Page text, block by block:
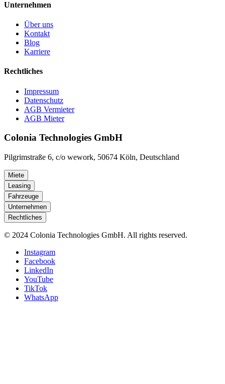
Unternehmen
Über uns
Kontakt
Blog
Karriere
Rechtliches
Impressum
Datenschutz
AGB Vermieter
AGB Mieter
Colonia Technologies GmbH
Pilgrimstraße 6, c/o wework, 50674 Köln, Deutschland
Miete
Leasing
Fahrzeuge
Unternehmen
Rechtliches
© 2024 Colonia Technologies GmbH. All rights reserved.
Instagram
Facebook
LinkedIn
YouTube
TikTok
WhatsApp